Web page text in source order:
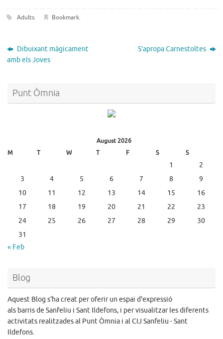
Adults. Bookmark.
Dibuixant màgicament
amb els Joves
S’apropa Carnestoltes
Punt Òmnia
August 2026
M
T W T F S S
1
2
3
4 5 6 7 8
9
10
11 12 13 14 15
16
17
18 19 20 21 22
23
24
25 26 27 28 29
30
31
« Feb
Blog
Aquest Blog s'ha creat per oferir un espai d'expressió
als barris de Sanfeliu i Sant Ildefons, i per visualitzar les diferents
activitats realitzades al Punt Òmnia i al CIJ Sanfeliu - Sant
Ildefons.